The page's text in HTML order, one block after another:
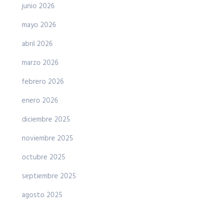
junio 2026
mayo 2026
abril 2026
marzo 2026
febrero 2026
enero 2026
diciembre 2025
noviembre 2025
octubre 2025
septiembre 2025
agosto 2025